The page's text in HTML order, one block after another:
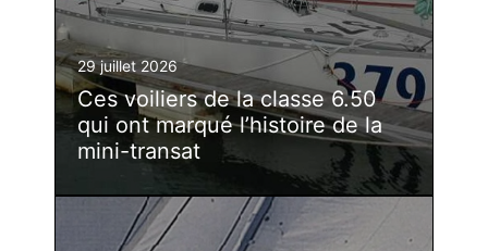
29 juillet 2026
Ces voiliers de la classe 6.50
qui ont marqué l’histoire de la
mini-transat